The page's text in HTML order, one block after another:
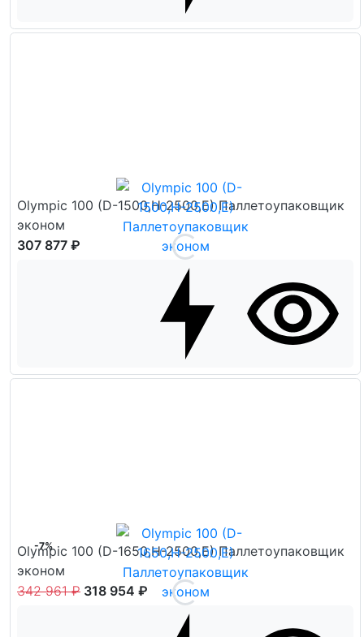
Olympic 100 (D-1500,H-2500,E) Паллетоупаковщик
эконом
307 877 ₽
-7%
Olympic 100 (D-1650,H-2500,E) Паллетоупаковщик
эконом
342 961 ₽ 318 954 ₽